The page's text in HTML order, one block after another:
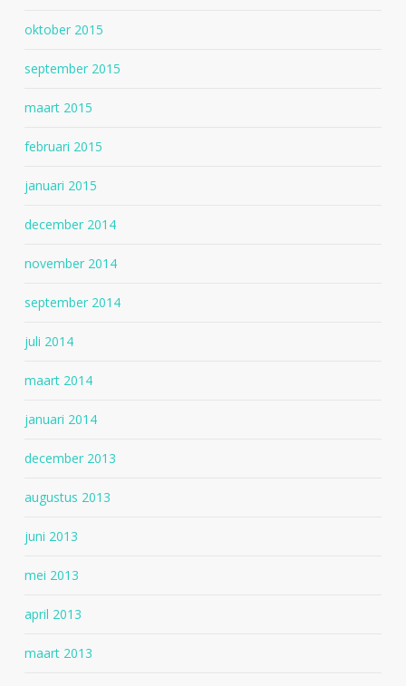
oktober 2015
september 2015
maart 2015
februari 2015
januari 2015
december 2014
november 2014
september 2014
juli 2014
maart 2014
januari 2014
december 2013
augustus 2013
juni 2013
mei 2013
april 2013
maart 2013